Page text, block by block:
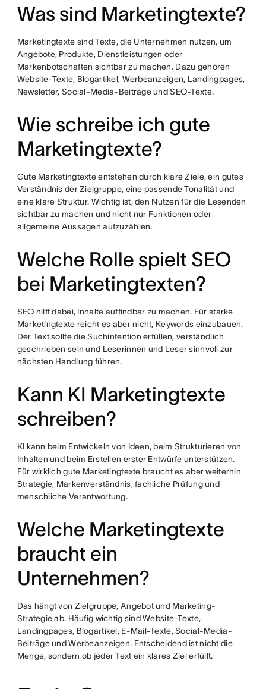
Was sind Marketingtexte?
Marketingtexte sind Texte, die Unternehmen nutzen, um
Angebote, Produkte, Dienstleistungen oder
Markenbotschaften sichtbar zu machen. Dazu gehören
Website-Texte, Blogartikel, Werbeanzeigen, Landingpages,
Newsletter, Social-Media-Beiträge und SEO-Texte.
Wie schreibe ich gute
Marketingtexte?
Gute Marketingtexte entstehen durch klare Ziele, ein gutes
Verständnis der Zielgruppe, eine passende Tonalität und
eine klare Struktur. Wichtig ist, den Nutzen für die Lesenden
sichtbar zu machen und nicht nur Funktionen oder
allgemeine Aussagen aufzuzählen.
Welche Rolle spielt SEO
bei Marketingtexten?
SEO hilft dabei, Inhalte auffindbar zu machen. Für starke
Marketingtexte reicht es aber nicht, Keywords einzubauen.
Der Text sollte die Suchintention erfüllen, verständlich
geschrieben sein und Leserinnen und Leser sinnvoll zur
nächsten Handlung führen.
Kann KI Marketingtexte
schreiben?
KI kann beim Entwickeln von Ideen, beim Strukturieren von
Inhalten und beim Erstellen erster Entwürfe unterstützen.
Für wirklich gute Marketingtexte braucht es aber weiterhin
Strategie, Markenverständnis, fachliche Prüfung und
menschliche Verantwortung.
Welche Marketingtexte
braucht ein
Unternehmen?
Das hängt von Zielgruppe, Angebot und Marketing-
Strategie ab. Häufig wichtig sind Website-Texte,
Landingpages, Blogartikel, E-Mail-Texte, Social-Media-
Beiträge und Werbeanzeigen. Entscheidend ist nicht die
Menge, sondern ob jeder Text ein klares Ziel erfüllt.